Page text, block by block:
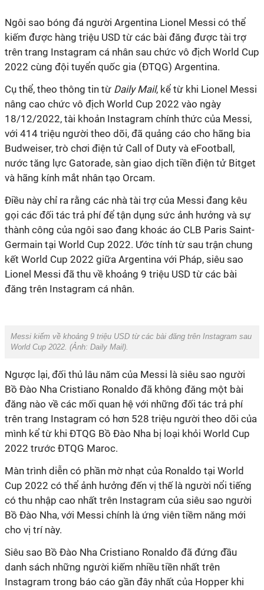
Ngôi sao bóng đá người Argentina Lionel Messi có thể
kiếm được hàng triệu USD từ các bài đăng được tài trợ
trên trang Instagram cá nhân sau chức vô địch World Cup
2022 cùng đội tuyển quốc gia (ĐTQG) Argentina.
Cụ thể, theo thông tin từ Daily Mail, kể từ khi Lionel Messi
nâng cao chức vô địch World Cup 2022 vào ngày
18/12/2022, tài khoản Instagram chính thức của Messi,
với 414 triệu người theo dõi, đã quảng cáo cho hãng bia
Budweiser, trò chơi điện tử Call of Duty và eFootball,
nước tăng lực Gatorade, sàn giao dịch tiền điện tử Bitget
và hãng kính mắt nhân tạo Orcam.
Điều này chỉ ra rằng các nhà tài trợ của Messi đang kêu
gọi các đối tác trả phí để tận dụng sức ảnh hưởng và sự
thành công của ngôi sao đang khoác áo CLB Paris Saint-
Germain tại World Cup 2022. Ước tính từ sau trận chung
kết World Cup 2022 giữa Argentina với Pháp, siêu sao
Lionel Messi đã thu về khoảng 9 triệu USD từ các bài
đăng trên Instagram cá nhân.
Messi kiếm về khoảng 9 triệu USD từ các bài đăng trên Instagram sau
World Cup 2022. (Ảnh: Daily Mail).
Ngược lại, đối thủ lâu năm của Messi là siêu sao người
Bồ Đào Nha Cristiano Ronaldo đã không đăng một bài
đăng nào về các mối quan hệ với những đối tác trả phí
trên trang Instagram có hơn 528 triệu người theo dõi của
mình kể từ khi ĐTQG Bồ Đào Nha bị loại khỏi World Cup
2022 trước ĐTQG Maroc.
Màn trình diễn có phần mờ nhạt của Ronaldo tại World
Cup 2022 có thể ảnh hưởng đến vị thế là người nổi tiếng
có thu nhập cao nhất trên Instagram của siêu sao người
Bồ Đào Nha, với Messi chính là ứng viên tiềm năng mới
cho vị trí này.
Siêu sao Bồ Đào Nha Cristiano Ronaldo đã đứng đầu
danh sách những người kiếm nhiều tiền nhất trên
Instagram trong báo cáo gần đây nhất của Hopper khi